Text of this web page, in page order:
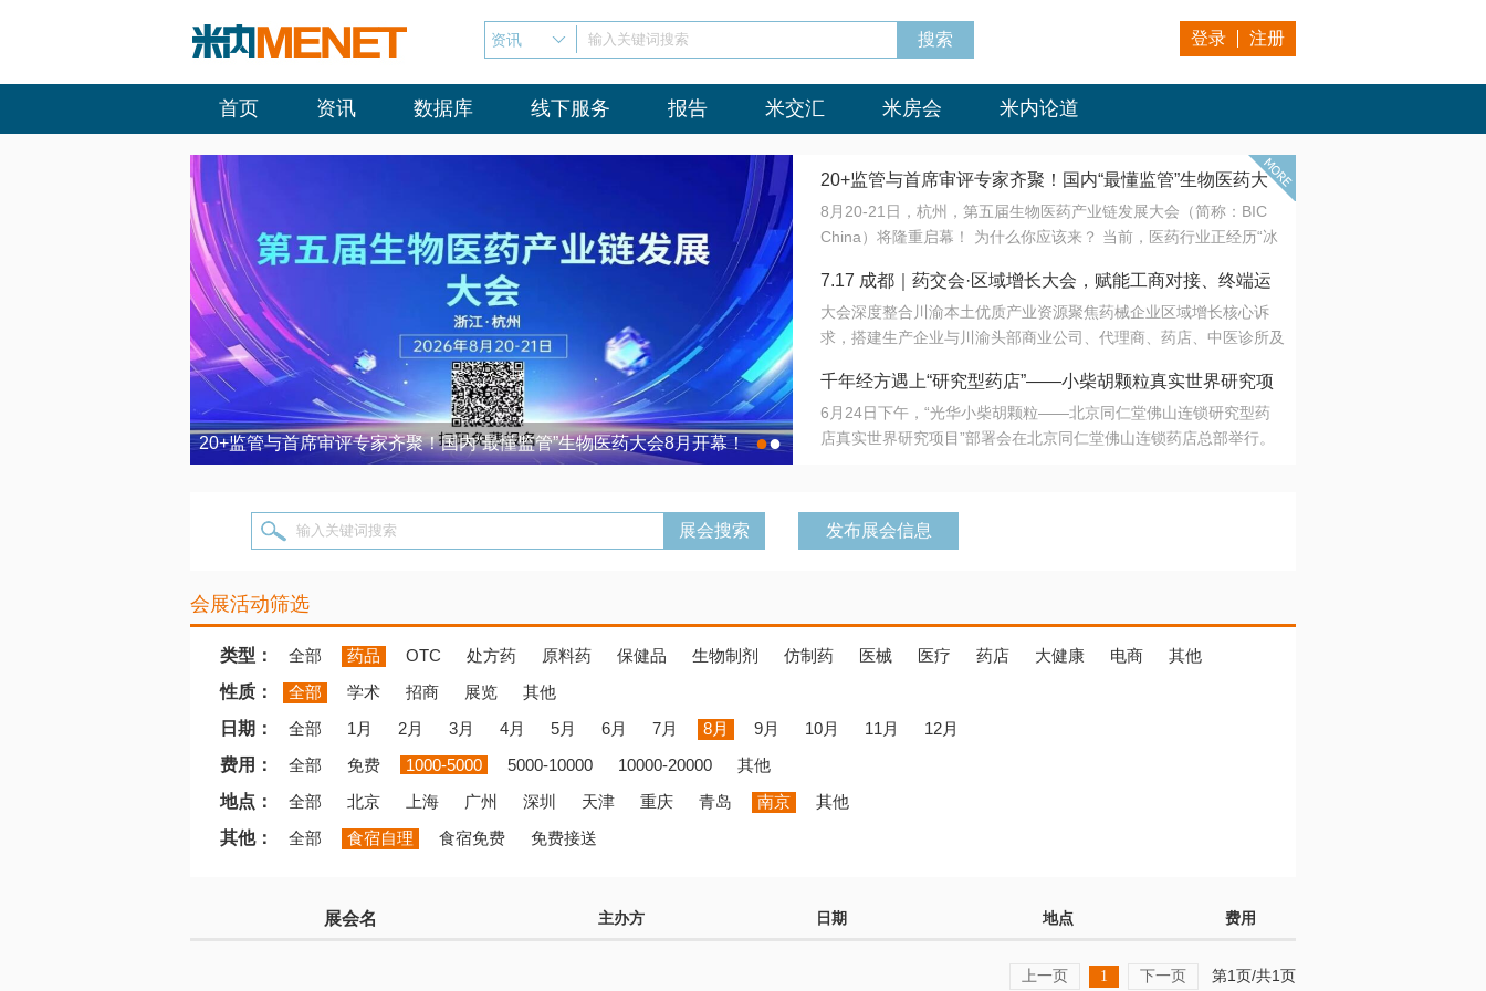
资讯 输入关键词搜索 登录 注册
首页 资讯 数据库 线下服务 报告 米交汇 米房会 米内论道
20+监管与首席审评专家齐聚！国内“最懂监管”生物医药大会8月开幕！ 7.17 成都｜药交会·区域增长大会，赋能工商对接、终端运营
●●
20+监管与首席审评专家齐聚！国内“最懂监管”生物医药大
会8月开幕！
8月20-21日，杭州，第五届生物医药产业链发展大会（简称：BIC
China）将隆重启幕！ 为什么你应该来？ 当前，医药行业正经历“冰
法正重新定义研发效率；另一端是创新药“最后一公里”的支付与入院
难题，呼唤更成熟的产业生态。 同质化“内卷”已无出路，全产业链协
同与出海能力建设才是破局关键。 本届大会以 “重构生态，定义未
算力突围；从中药创新、复杂药物制剂、CGT、多肽与小核酸的技
术攻坚，到CDMO的柔性智造。 我们致力于打破壁垒，让“实验
室”与“生产线”、“研发端”与“支付端”深度对话，更让监管、产业、资
7.17 成都｜药交会·区域增长大会，赋能工商对接、终端运
营
大会深度整合川渝本土优质产业资源聚焦药械企业区域增长核心诉
求，搭建生产企业与川渝头部商业公司、代理商、药店、中医诊所及
域增量份额夯实西南市场战略布局
千年经方遇上“研究型药店”——小柴胡颗粒真实世界研究项
目在北京同仁堂佛山连锁启动
6月24日下午，“光华小柴胡颗粒——北京同仁堂佛山连锁研究型药
店真实世界研究项目”部署会在北京同仁堂佛山连锁药店总部举行。
输入关键词搜索 发布展会信息
会展活动筛选
类型： 全部 药品 OTC 处方药 原料药 保健品 生物制剂 仿制药 医械 医疗 药店 大健康 电商
其他
性质：
全部 学术 招商 展览
其他
日期：
全部 1月 2月 3月 4月 5月 6月 7月 8月 9月 10月 11月
12月
费用：
全部 免费 1000-5000 5000-10000 10000-20000
其他
地点：
全部 北京 上海 广州 深圳 天津 重庆 青岛 南京
其他
其他：
全部 食宿自理 食宿免费 免费接送
展会名 主办方 日期 地点 费用
上一页 1 下一页 第1页/共1页